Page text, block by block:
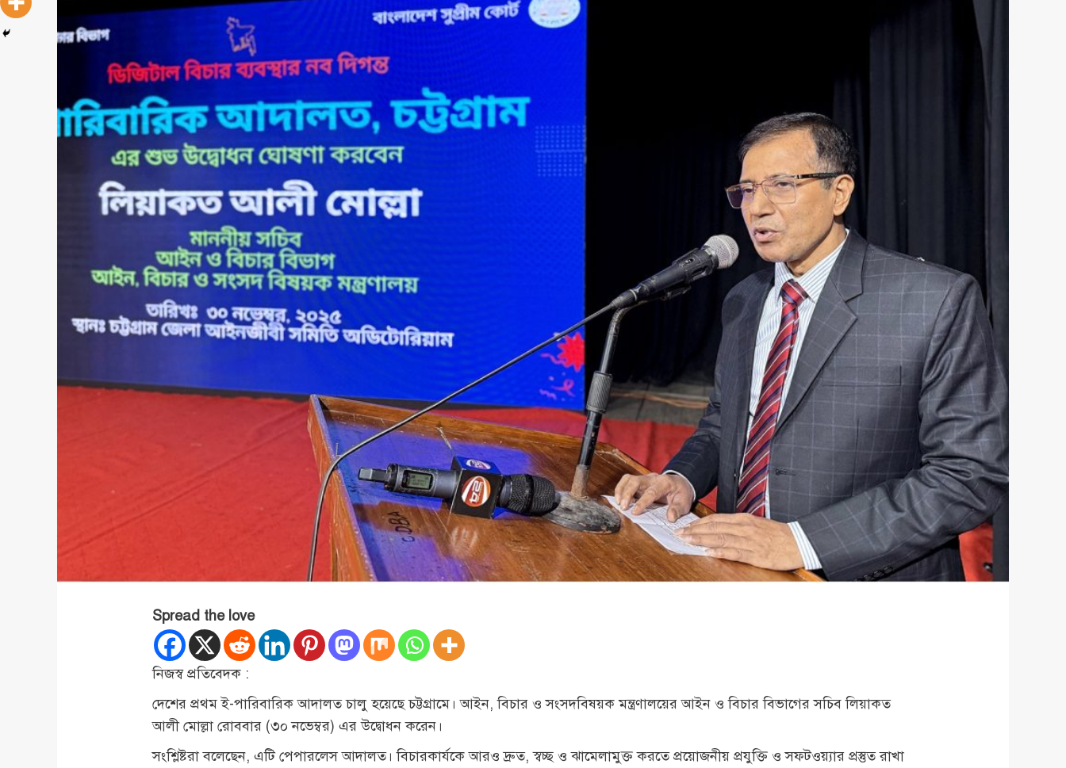
Spread the love
নিজস্ব প্রতিবেদক :
দেশের প্রথম ই-পারিবারিক আদালত চালু হয়েছে চট্টগ্রামে। আইন, বিচার ও সংসদবিষয়ক মন্ত্রণালয়ের আইন ও বিচার বিভাগের সচিব লিয়াকত
আলী মোল্লা রোববার (৩০ নভেম্বর) এর উদ্বোধন করেন।
সংশ্লিষ্টরা বলেছেন, এটি পেপারলেস আদালত। বিচারকার্যকে আরও দ্রুত, স্বচ্ছ ও ঝামেলামুক্ত করতে প্রয়োজনীয় প্রযুক্তি ও সফটওয়্যার প্রস্তুত রাখা